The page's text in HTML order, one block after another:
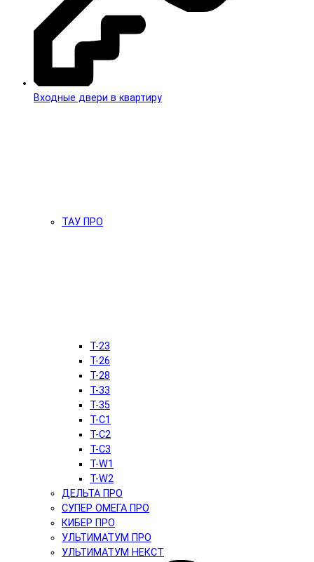
Входные двери в квартиру
ТАУ ПРО
T-23
T-26
T-28
T-33
T-35
T-C1
T-C2
T-C3
T-W1
T-W2
ДЕЛЬТА ПРО
СУПЕР ОМЕГА ПРО
КИБЕР ПРО
УЛЬТИМАТУМ ПРО
УЛЬТИМАТУМ НЕКСТ